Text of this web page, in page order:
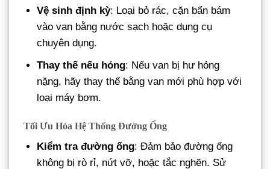
Vệ sinh định kỳ: Loại bỏ rác, cặn bẩn bám
vào van bằng nước sạch hoặc dụng cụ
chuyên dụng.
Thay thế nếu hỏng: Nếu van bị hư hỏng
nặng, hãy thay thế bằng van mới phù hợp với
loại máy bơm.
Tối Ưu Hóa Hệ Thống Đường Ống
Kiểm tra đường ống: Đảm bảo đường ống
không bị rò rỉ, nứt vỡ, hoặc tắc nghẽn. Sử